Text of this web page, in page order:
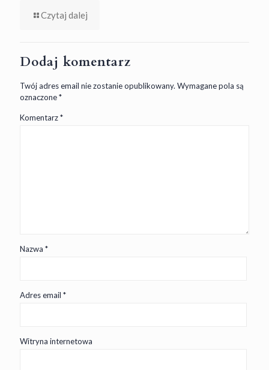
Czytaj dalej
Dodaj komentarz
Twój adres email nie zostanie opublikowany. Wymagane pola są
oznaczone*
Komentarz*
Nazwa *
Adres email *
Witryna internetowa